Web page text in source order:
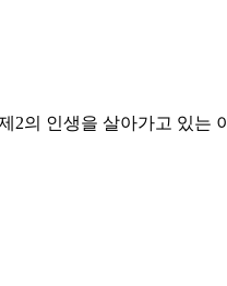
의 인생을 살아가고 있는